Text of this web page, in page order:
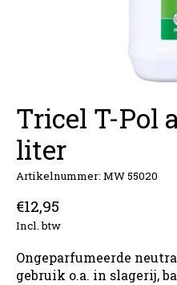
Tricel T-Pol
liter
Artikelnummer: MW 55020
€12,95
Incl. btw
Ongeparfumeerde
gebruik o.a. in slagerij,